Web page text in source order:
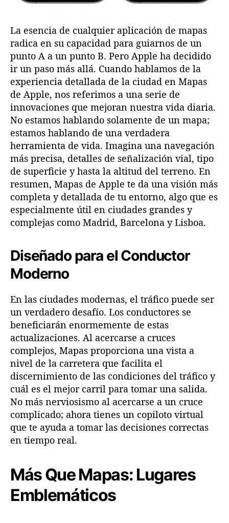
e
A
h
o
r
a
e
n
M
a
d
i
d
,
B
a
r
c
o
L
i
s
o
a
La esencia de cualquier aplicación de mapas
radica en su capacidad para guiarnos de un
punto A a un punto B. Pero Apple ha decidido
ir un paso más allá. Cuando hablamos de la
experiencia detallada de la ciudad en Mapas
de Apple, nos referimos a una serie de
innovaciones que mejoran nuestra vida diaria.
No estamos hablando solamente de un mapa;
estamos hablando de una verdadera
herramienta de vida. Imagina una navegación
más precisa, detalles de señalización vial, tipo
de superficie y hasta la altitud del terreno. En
resumen, Mapas de Apple te da una visión más
completa y detallada de tu entorno, algo que es
especialmente útil en ciudades grandes y
complejas como Madrid, Barcelona y Lisboa.
Diseñado para el Conductor
Moderno
En las ciudades modernas, el tráfico puede ser
un verdadero desafío. Los conductores se
beneficiarán enormemente de estas
actualizaciones. Al acercarse a cruces
complejos, Mapas proporciona una vista a
nivel de la carretera que facilita el
discernimiento de las condiciones del tráfico y
cuál es el mejor carril para tomar una salida.
No más nerviosismo al acercarse a un cruce
complicado; ahora tienes un copiloto virtual
que te ayuda a tomar las decisiones correctas
en tiempo real.
Más Que Mapas: Lugares
Emblemáticos